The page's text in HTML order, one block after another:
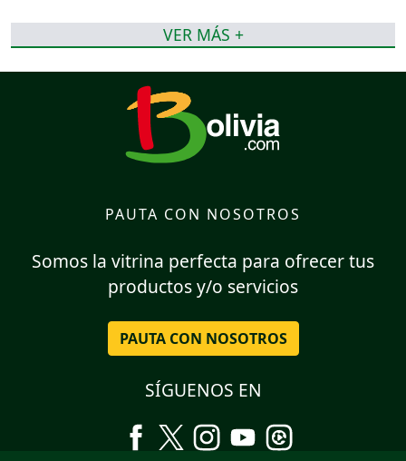
VER MÁS +
PAUTA CON NOSOTROS
Somos la vitrina perfecta para ofrecer tus
productos y/o servicios
PAUTA CON NOSOTROS
SÍGUENOS EN